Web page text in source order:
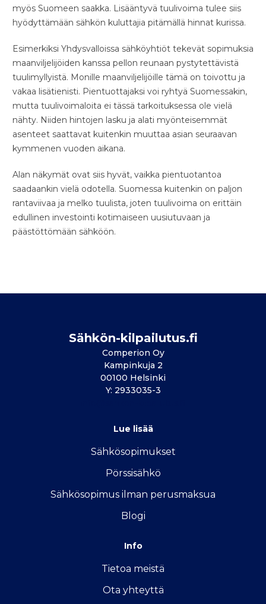
myös Suomeen saakka. Lisääntyvä tuulivoima tulee siis
hyödyttämään sähkön kuluttajia pitämällä hinnat kurissa.
Esimerkiksi Yhdysvalloissa sähköyhtiöt tekevät sopimuksia
maanviljelijöiden kanssa pellon reunaan pystytettävistä
tuulimyllyistä. Monille maanviljelijöille tämä on toivottu ja
vakaa lisätienisti. Pientuottajaksi voi ryhtyä Suomessakin,
mutta tuulivoimaloita ei tässä tarkoituksessa ole vielä
nähty. Niiden hintojen lasku ja alati myönteisemmät
asenteet saattavat kuitenkin muuttaa asian seuraavan
kymmenen vuoden aikana.
Alan näkymät ovat siis hyvät, vaikka pientuotantoa
saadaankin vielä odotella. Suomessa kuitenkin on paljon
rantaviivaa ja melko tuulista, joten tuulivoima on erittäin
edullinen investointi kotimaiseen uusiutuvaan ja
päästöttömään sähköön.
Sähkön-kilpailutus.fi
Comperion Oy
Kampinkuja 2
00100 Helsinki
Y: 2933035-3
Lue lisää
Sähkösopimukset
Pörssisähkö
Sähkösopimus ilman perusmaksua
Blogi
Info
Tietoa meistä
Ota yhteyttä